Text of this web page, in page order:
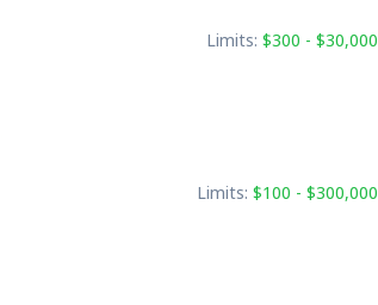
Limits: $300 - $30,000
Limits: $100 - $300,000